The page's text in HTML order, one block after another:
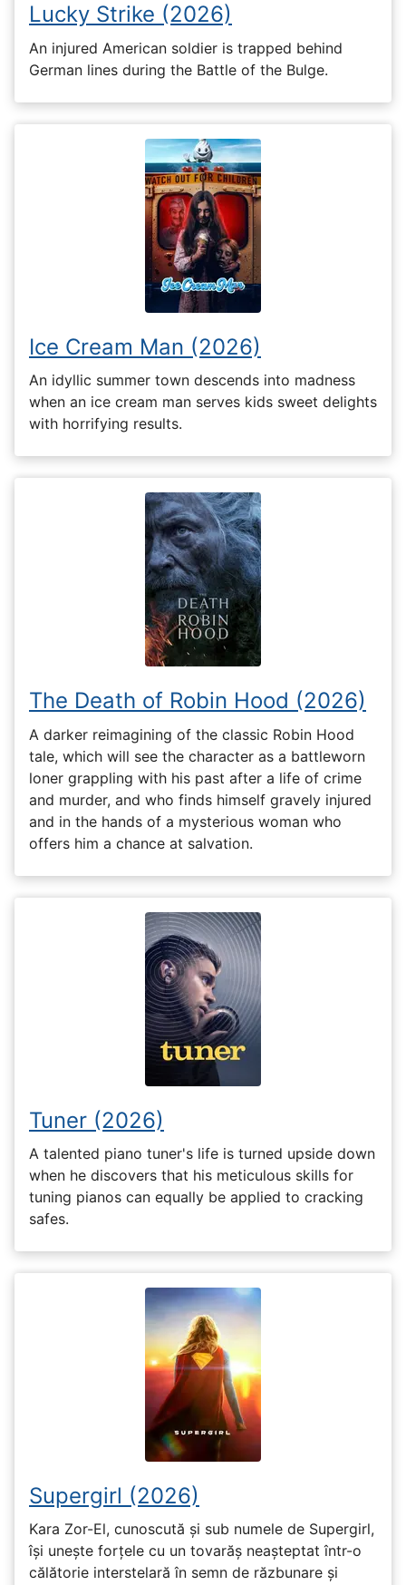
Lucky Strike (2026)
An injured American soldier is trapped behind
German lines during the Battle of the Bulge.
Ice Cream Man (2026)
An idyllic summer town descends into madness
when an ice cream man serves kids sweet delights
with horrifying results.
The Death of Robin Hood (2026)
A darker reimagining of the classic Robin Hood
tale, which will see the character as a battleworn
loner grappling with his past after a life of crime
and murder, and who finds himself gravely injured
and in the hands of a mysterious woman who
offers him a chance at salvation.
Tuner (2026)
A talented piano tuner's life is turned upside down
when he discovers that his meticulous skills for
tuning pianos can equally be applied to cracking
safes.
Supergirl (2026)
Kara Zor-El, cunoscută și sub numele de Supergirl,
își unește forțele cu un tovarăș neașteptat într-o
călătorie interstelară în semn de răzbunare și